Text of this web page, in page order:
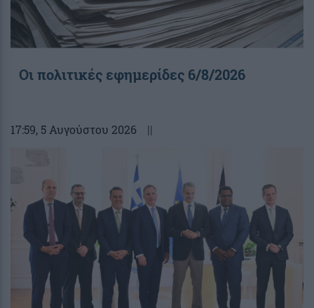
Οι πολιτικές εφημερίδες 6/8/2026
17:59, 5 Αυγούστου 2026 ||